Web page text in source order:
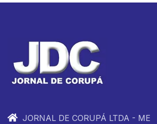
JORNAL DE CORUPÁ LTDA - ME